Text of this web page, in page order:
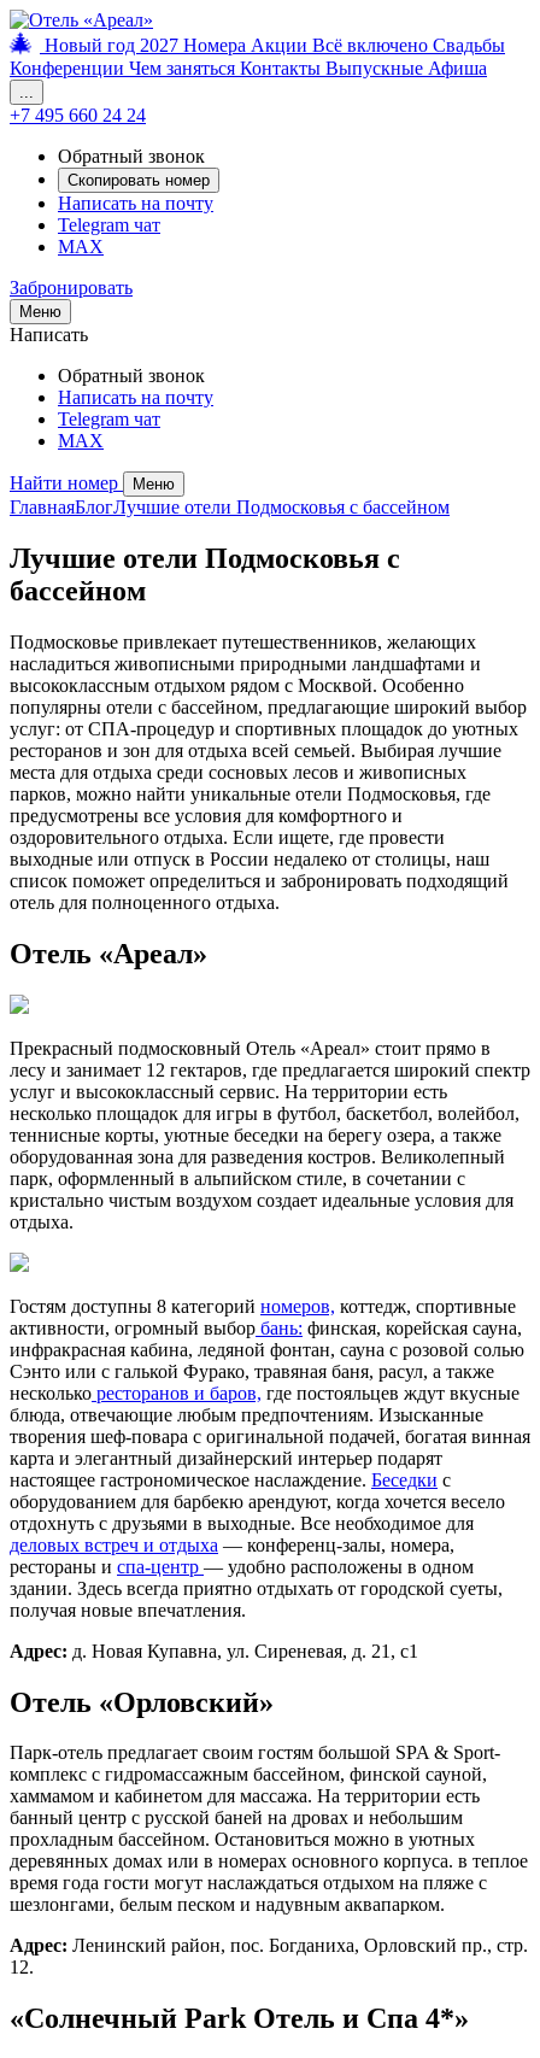
🎄 Новый год 2027 Номера Акции Всё включено Свадьбы
Конференции Чем заняться Контакты Выпускные Афиша
...
+7 495 660 24 24
Обратный звонок
Скопировать номер
Написать на почту
Telegram чат
MAX
Забронировать
Меню
Написать
Обратный звонок
Написать на почту
Telegram чат
MAX
Найти номер Меню
ГлавнаяБлогЛучшие отели Подмосковья с бассейном
Лучшие отели Подмосковья с
бассейном
Подмосковье привлекает путешественников, желающих
насладиться живописными природными ландшафтами и
высококлассным отдыхом рядом с Москвой. Особенно
популярны отели с бассейном, предлагающие широкий выбор
услуг: от СПА-процедур и спортивных площадок до уютных
ресторанов и зон для отдыха всей семьей. Выбирая лучшие
места для отдыха среди сосновых лесов и живописных
парков, можно найти уникальные отели Подмосковья, где
предусмотрены все условия для комфортного и
оздоровительного отдыха. Если ищете, где провести
выходные или отпуск в России недалеко от столицы, наш
список поможет определиться и забронировать подходящий
отель для полноценного отдыха.
Отель «Ареал»
Прекрасный подмосковный Отель «Ареал» стоит прямо в
лесу и занимает 12 гектаров, где предлагается широкий спектр
услуг и высококлассный сервис. На территории есть
несколько площадок для игры в футбол, баскетбол, волейбол,
теннисные корты, уютные беседки на берегу озера, а также
оборудованная зона для разведения костров. Великолепный
парк, оформленный в альпийском стиле, в сочетании с
кристально чистым воздухом создает идеальные условия для
отдыха.
Гостям доступны 8 категорий номеров, коттедж, спортивные
активности, огромный выбор бань: финская, корейская сауна,
инфракрасная кабина, ледяной фонтан, сауна с розовой солью
Сэнто или с галькой Фурако, травяная баня, расул, а также
несколько ресторанов и баров, где постояльцев ждут вкусные
блюда, отвечающие любым предпочтениям. Изысканные
творения шеф-повара с оригинальной подачей, богатая винная
карта и элегантный дизайнерский интерьер подарят
настоящее гастрономическое наслаждение. Беседки с
оборудованием для барбекю арендуют, когда хочется весело
отдохнуть с друзьями в выходные. Все необходимое для
деловых встреч и отдыха — конференц-залы, номера,
рестораны и спа-центр — удобно расположены в одном
здании. Здесь всегда приятно отдыхать от городской суеты,
получая новые впечатления.
Адрес: д. Новая Купавна, ул. Сиреневая, д. 21, с1
Отель «Орловский»
Парк-отель предлагает своим гостям большой SPA & Sport-
комплекс с гидромассажным бассейном, финской сауной,
хаммамом и кабинетом для массажа. На территории есть
банный центр с русской баней на дровах и небольшим
прохладным бассейном. Остановиться можно в уютных
деревянных домах или в номерах основного корпуса. в теплое
время года гости могут наслаждаться отдыхом на пляже с
шезлонгами, белым песком и надувным аквапарком.
Адрес: Ленинский район, пос. Богданиха, Орловский пр., стр.
12.
«Солнечный Park Отель и Спа 4*»